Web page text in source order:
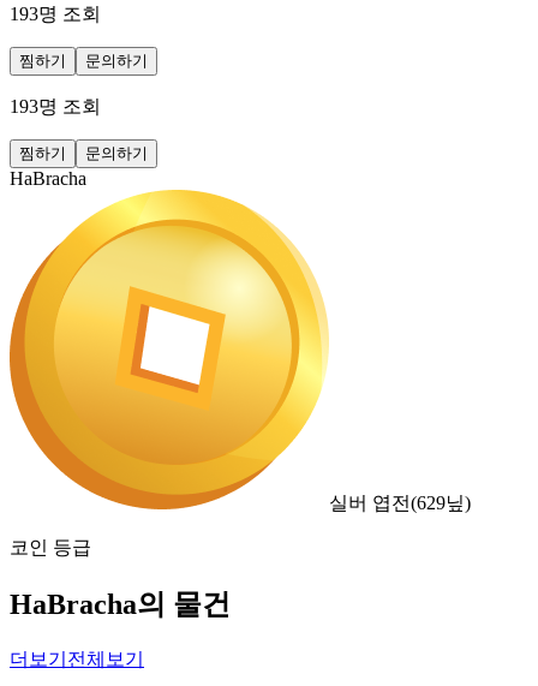
193명 조회
찜하기 문의하기
193명 조회
찜하기 문의하기
HaBracha
실버 엽전(629닢)
코인 등급
HaBracha의 물건
더보기 전체보기